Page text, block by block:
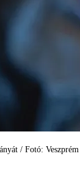
/ Fotó: